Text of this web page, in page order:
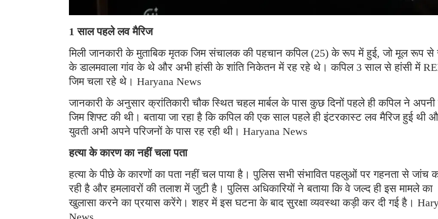
1 साल पहले लव मैरिज
मिली जानकारी के मुताबिक मृतक जिम संचालक की पहचान कपिल (25) के रूप में हुई, जो मूल रूप से
के डालमवाला गांव के थे और अभी हांसी के शांति निकेतन में रह रहे थे। कपिल 3 साल से हांसी में
जिम चला रहे थे। Haryana News
जानकारी के अनुसार क्रांतिकारी चौक स्थित चहल मार्बल के पास कुछ दिनों पहले ही कपिल ने
जिम शिफ्ट की थी। बताया जा रहा है कि कपिल की एक साल पहले ही इंटरकास्ट लव मैरिज हुई थी
युवती अभी अपने परिजनों के पास रह रही थी। Haryana News
हत्या के कारण का नहीं चला पता
हत्या के पीछे के कारणों का पता नहीं चल पाया है। पुलिस सभी संभावित पहलुओं पर गहनता से जांच
रही है और हमलावरों की तलाश में जुटी है। पुलिस अधिकारियों ने बताया कि वे जल्द ही इस मामले का
खुलासा करने का प्रयास करेंगे। शहर में इस घटना के बाद सुरक्षा व्यवस्था कड़ी कर दी गई है।